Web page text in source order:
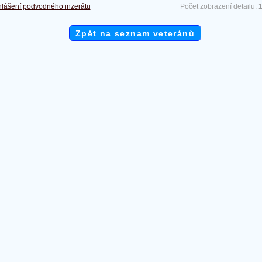
podvodného inzerátu Počet zobrazení detailu:
Zpět na seznam veteránů